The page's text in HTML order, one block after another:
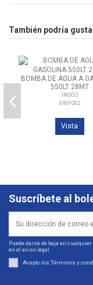
También podría
BOMBA DE AGUA A
550LT 28MT
INGCO
GWP202
Vista
Suscríbete al
Puede darse de baja en
en el aviso legal.
Acepto los Términos y